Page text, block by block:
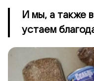
И мы, а также
устаем